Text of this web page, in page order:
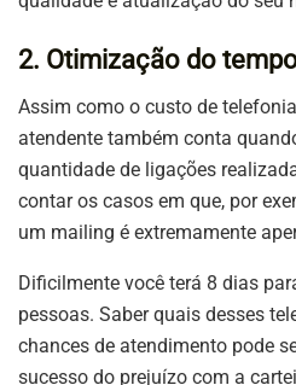
2. Otimização do
Assim como o custo de
atendente também conta
quantidade de ligações
contar os casos em que, por
um mailing é extremamente
Dificilmente você terá 8 dias
pessoas. Saber quais desses
chances de atendimento pode
sucesso do prejuízo com a